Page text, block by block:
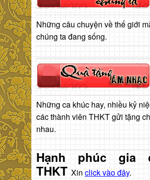
Những câu chuyện về thế giới
chúng ta đang sống.
Những ca khúc hay, nhiều kỷ
các thành viên THKT gửi tặng
nhau.
Hạnh phúc gia
THKT Xin click vào đây.